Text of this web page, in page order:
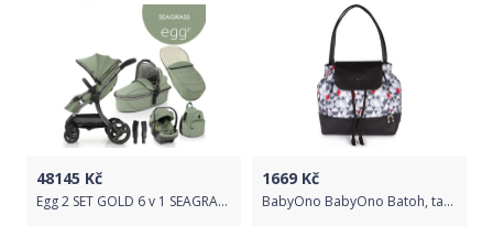
48145 Kč
Egg 2 SET GOLD 6 v 1 SEAGRASS/Gun Metal, kočárek, korba, autosedačka, multiadaptér, batoh, fusak
1669 Kč
BabyOno BabyOno Batoh, taška ke kočárku Prime Uptown - Trojúheníky